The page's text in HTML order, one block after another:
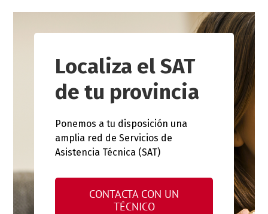
Localiza el SAT
de tu provincia
Ponemos a tu disposición una
amplia red de Servicios de
Asistencia Técnica (SAT)
CONTACTA CON UN
TÉCNICO